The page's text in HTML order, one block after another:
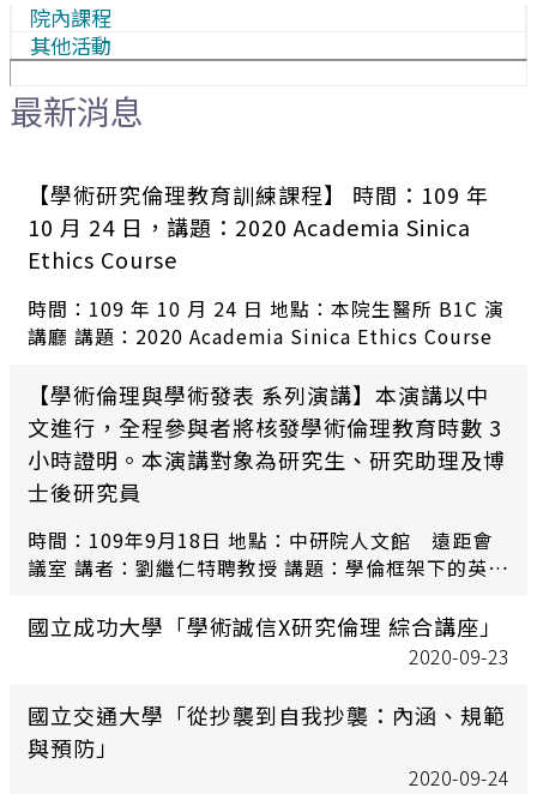
院內課程
其他活動
最新消息
【學術研究倫理教育訓練課程】 時間：109 年
10 月 24 日，講題：2020 Academia Sinica
Ethics Course
時間：109 年 10 月 24 日 地點：本院生醫所 B1C 演
講廳 講題：2020 Academia Sinica Ethics Course
【學術倫理與學術發表 系列演講】本演講以中
文進行，全程參與者將核發學術倫理教育時數 3
小時證明。本演講對象為研究生、研究助理及博
士後研究員
時間：109年9月18日 地點：中研院人文館 遠距會
議室 講者：劉繼仁特聘教授 講題：學倫框架下的英文
國立成功大學「學術誠信X研究倫理 綜合講座」
2020-09-23
國立交通大學「從抄襲到自我抄襲：內涵、規範
與預防」
2020-09-24